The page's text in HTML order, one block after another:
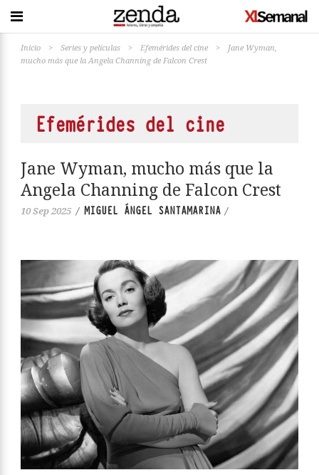
Inicio > Series y películas > Efemérides del cine >
Jane Wyman,
mucho más que la Angela Channing de Falcon Crest
Efemérides del cine
Jane Wyman, mucho más que la
Angela Channing de Falcon Crest
10 Sep 2025 / MIGUEL ÁNGEL SANTAMARINA /